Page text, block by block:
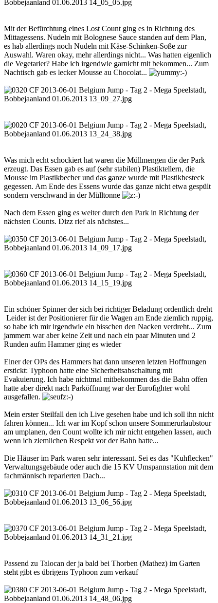
Mit der Befürchtung eines Lost Count ging es in Richtung des
Mittagessens. Nudeln mit Bolognese Sauce standen auf dem Plan,
es hab allerdings noch Nudeln mit Käse-Schinken-Soße zur
Auswahl. Waren okay, mehr allerdings nicht... Was hatten eigenlich
die Vegetarier? Habe ich irgendwie garnicht mit bekommen... Zum
Nachtisch gab es lecker Mousse au Chocolat...
Was mich echt schockiert hat waren die Müllmengen die der Park
erzeugt. Das Essen gab es auf (sehr stabilen) Plastiktellern, die
Mousse im Plastikbecher und das ganze wurde mit Plastikbesteck
gegessen. Am Ende des Essens wurde das ganze nicht etwa gespült
sondern verschwand in der Mülltonne
Nach dem Essen ging es weiter durch den Park in Richtung der
nächsten Counts. Dizz rief als nächstes...
Ein schöner Spinner der sich bei richtiger Beladung ordentlich dreht
Leider ist der Positionierer für die Wagen am Ende ziemlich ruppig,
so habe ich mir irgendwie ein bisschen den Nacken verdreht... Zum
jammern war aber keine Zeit und nach ein paar Minuten und 2
Runden aufm Hammer ging es wieder
Einer der OPs des Hammers hat dann unseren letzten Hoffnungen
erstickt: Typhoon hatte eine Sicherheitsabschaltung mit
Evakuierung. Ich habe nichtmal mitbekommen das die Bahn offen
hatte aber direkt nach Parköffnung war der Eurofighter wohl
ausgefallen.
Mein erster Steilfall den ich Live gesehen habe und ich soll ihn nicht
fahren können... Ich war im Kopf schon unsere Sommerurlaubstour
am umplanen, den Count wollte ich mir nicht entgehen lassen, auch
wenn ich ziemlichen Respekt vor der Bahn hatte...
Die Häuser im Park waren sehr interessant. Sei es das "Kuhflecken"
Verwaltungsgebäude oder auch die 15 KV Umspannstation mit dem
fachmännisch reparierten Dach...
Passend zu Talocan der ja bald bei Thorben (Mathez) im Garten
steht gibt es übrigens Typhoon zum verkauf